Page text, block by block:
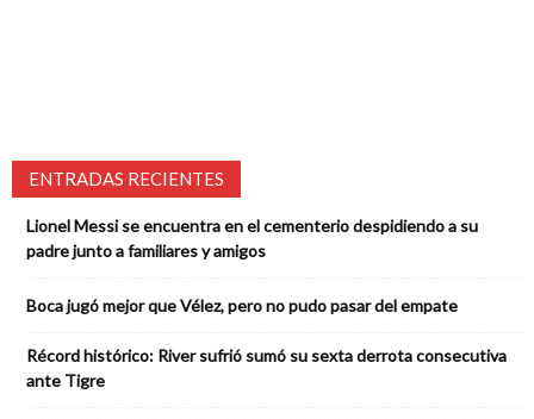
ENTRADAS RECIENTES
Lionel Messi se encuentra en el cementerio despidiendo a su
padre junto a familiares y amigos
Boca jugó mejor que Vélez, pero no pudo pasar del empate
Récord histórico: River sufrió sumó su sexta derrota consecutiva
ante Tigre